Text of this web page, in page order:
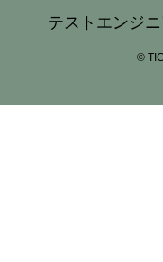
テストエンジ
©